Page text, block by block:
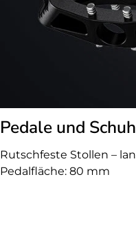
Pedale und
Rutschfeste Stollen –
Pedalfläche: 80 mm